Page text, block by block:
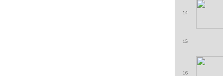
14
15
16